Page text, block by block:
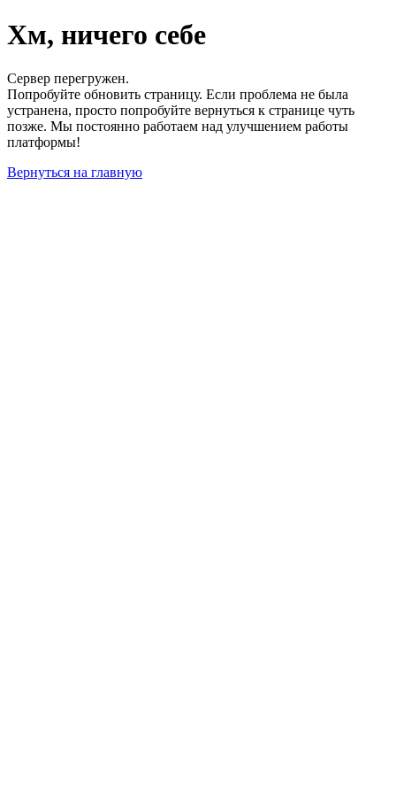
Хм, ничего себе
Сервер перегружен.
Попробуйте обновить страницу. Если проблема не была
устранена, просто попробуйте вернуться к странице чуть
позже. Мы постоянно работаем над улучшением работы
платформы!
Вернуться на главную